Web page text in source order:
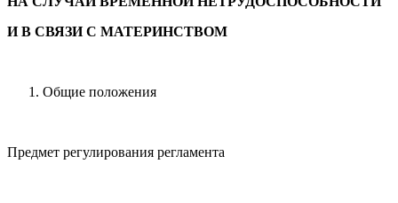
И В СВЯЗИ С МАТЕРИНСТВОМ
Общие положения
Предмет регулирования регламента